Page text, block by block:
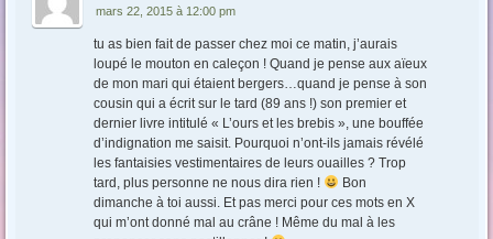
mars 22, 2015 à 12:00 pm
tu as bien fait de passer chez moi ce matin, j’aurais
loupé le mouton en caleçon ! Quand je pense aux aïeux
de mon mari qui étaient bergers…quand je pense à son
cousin qui a écrit sur le tard (89 ans !) son premier et
dernier livre intitulé « L’ours et les brebis », une bouffée
d’indignation me saisit. Pourquoi n’ont-ils jamais révélé
les fantaisies vestimentaires de leurs ouailles ? Trop
tard, plus personne ne nous dira rien !
Bon
dimanche à toi aussi. Et pas merci pour ces mots en X
qui m’ont donné mal au crâne ! Même du mal à les